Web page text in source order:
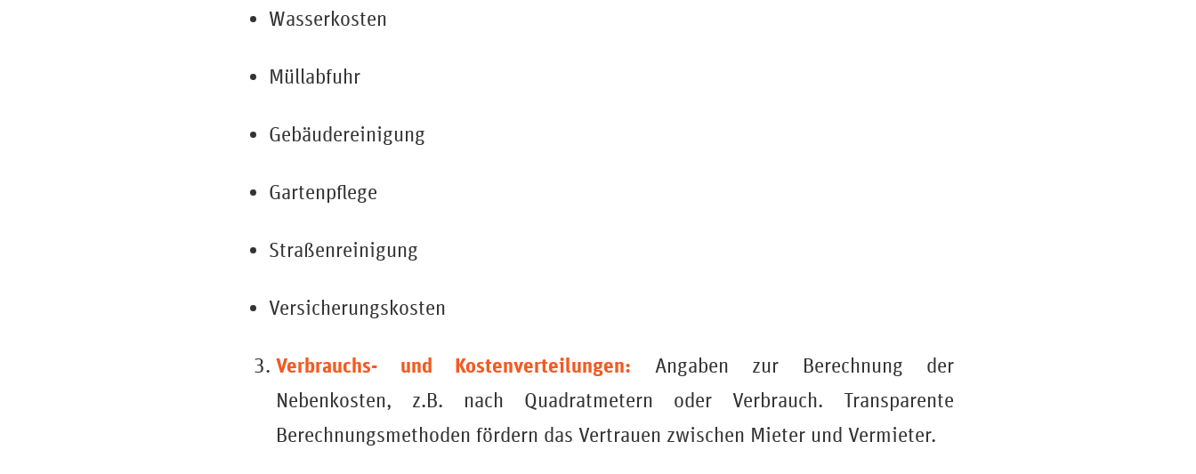
Wasserkosten
Müllabfuhr
Gebäudereinigung
Gartenpflege
Straßenreinigung
Versicherungskosten
Verbrauchs- und Kostenverteilungen: Angaben zur Berechnung der
Nebenkosten, z.B. nach Quadratmetern oder Verbrauch. Transparente
Berechnungsmethoden fördern das Vertrauen zwischen Mieter und Vermieter.